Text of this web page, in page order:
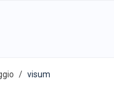
visum